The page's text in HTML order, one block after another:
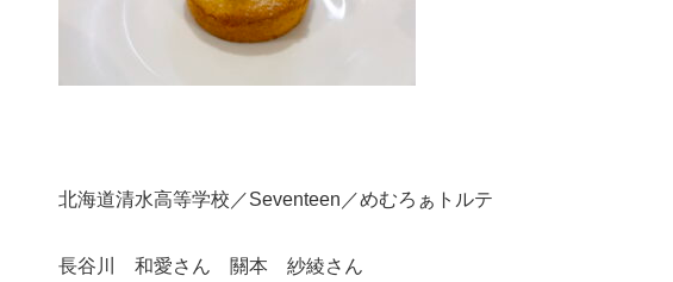
北海道清⽔⾼等学校／Seventeen／めむろぁトルテ
⻑⾕川 和愛さん 關本 紗綾さん